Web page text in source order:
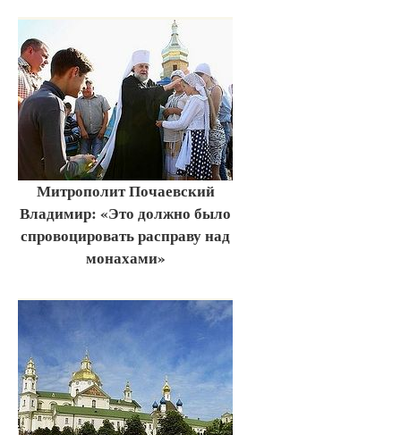
Митрополит Почаевский
Владимир: «Это должно было
спровоцировать расправу над
монахами»